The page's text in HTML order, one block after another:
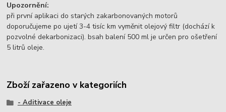
Upozornění:
při první aplikaci do starých zakarbonovaných motorů
doporučujeme po ujetí 3-4 tisíc km vyměnit olejový filtr (dochází k
pozvolné dekarbonizaci). bsah balení 500 ml je určen pro ošetření
5 litrů oleje.
Zboží zařazeno v kategoriích
- Aditivace oleje